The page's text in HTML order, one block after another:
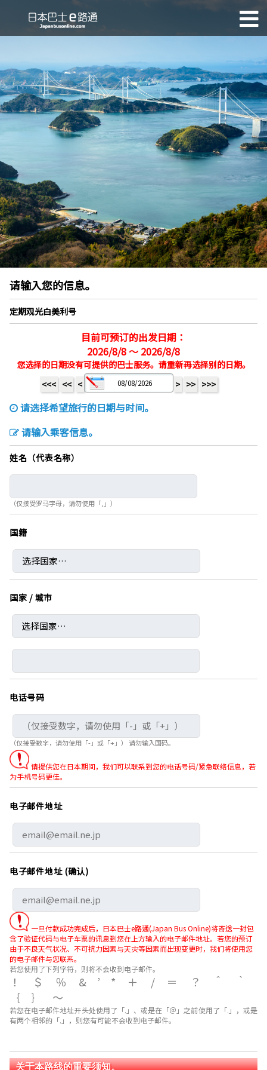
请输入您的信息。
定期观光白美利号
目前可预订的出发日期：
2026/8/8 ～ 2026/8/8
您选择的日期没有可提供的巴士服务。请重新再选择别的日期。
<<< << < > >> >>>
请选择希望旅行的日期与时间。
请输入乘客信息。
姓名（代表名称）
（仅接受罗马字母，请勿使用「,」）
国籍
国家 / 城市
电话号码
（仅接受数字，请勿使用「-」或「+」） 请勿输入国码。
请提供您在日本期间，我们可以联系到您的电话号码/紧急联络信息，若
为手机号码更佳。
电子邮件地址
电子邮件地址 (确认)
一旦付款成功完成后，日本巴士e路通(Japan Bus Online)将寄送一封包
含了验证代码与电子车票的讯息到您在上方输入的电子邮件地址。若您的预订
由于不良天气状况、不可抗力因素与天灾等因素而出现变更时，我们将使用您
的电子邮件与您联系。
若您使用了下列字符，则将不会收到电子邮件。
！＄％&’*＋/＝？＾｀
｛｝～
若您在电子邮件地址开头处使用了「.」、或是在「＠」之前使用了「.」，或是
有两个相邻的「.」，则您有可能不会收到电子邮件。
关于本路线的重要须知。